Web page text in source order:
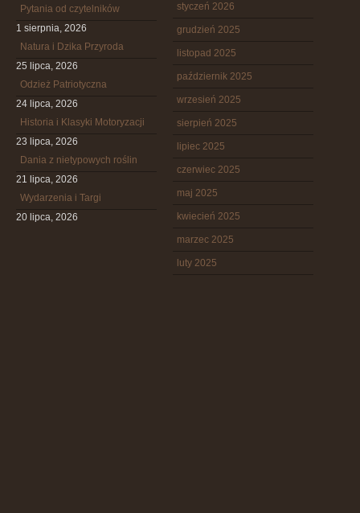
Pytania od czytelników
1 sierpnia, 2026
Natura i Dzika Przyroda
25 lipca, 2026
Odzież Patriotyczna
24 lipca, 2026
Historia i Klasyki Motoryzacji
23 lipca, 2026
Dania z nietypowych roślin
21 lipca, 2026
Wydarzenia i Targi
20 lipca, 2026
styczeń 2026
grudzień 2025
listopad 2025
październik 2025
wrzesień 2025
sierpień 2025
lipiec 2025
czerwiec 2025
maj 2025
kwiecień 2025
marzec 2025
luty 2025